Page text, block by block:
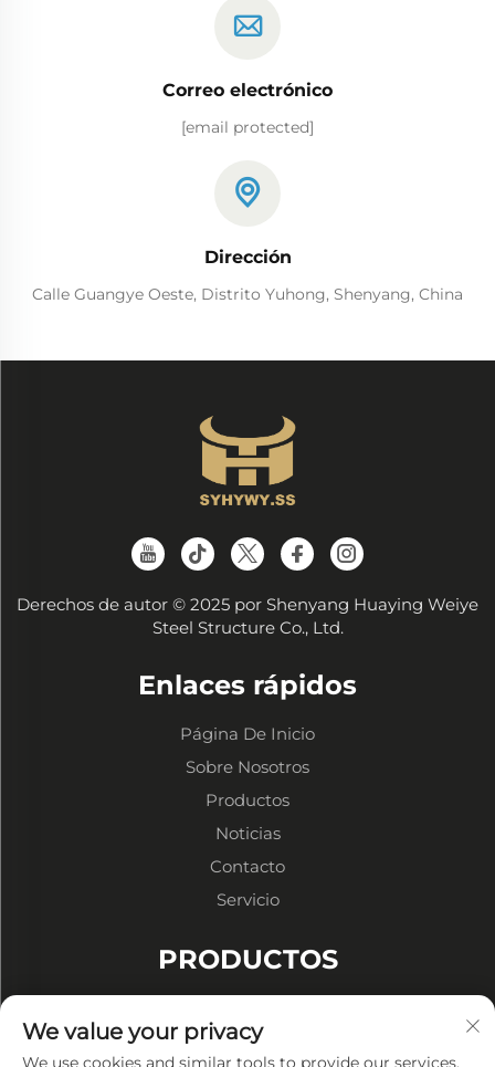
Correo electrónico
[email protected]
Dirección
Calle Guangye Oeste, Distrito Yuhong, Shenyang, China
Derechos de autor © 2025 por Shenyang Huaying Weiye
Steel Structure Co., Ltd.
Enlaces rápidos
Página De Inicio
Sobre Nosotros
Productos
Noticias
Contacto
Servicio
PRODUCTOS
Talleres de Estructuras Metálicas
We value your privacy
We use cookies and similar tools to provide our services.